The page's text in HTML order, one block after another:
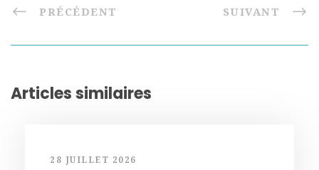
PRÉCÉDENT SUIVANT
Articles similaires
28 JUILLET 2026